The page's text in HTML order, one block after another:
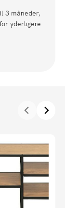
3 måneder,
for yderligere